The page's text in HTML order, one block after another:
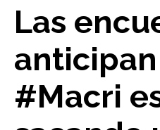
Las
#Macri